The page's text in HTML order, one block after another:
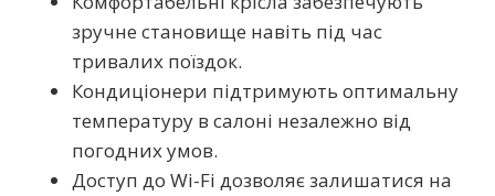
зручне становище навіть під час
тривалих поїздок.
Кондиціонери підтримують оптимальну
температуру в салоні незалежно від
погодних умов.
Доступ до Wi-Fi дозволяє залишатися на